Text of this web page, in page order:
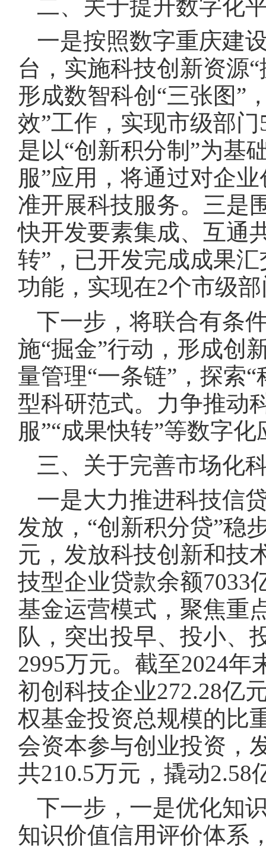
二、关于提升数字化
一是按照数字重庆建
台，实施科技创新资源
形成数智科创“三张图”
效”工作，实现市级部
是以“创新积分制”为基
服”应用，将通过对企
准开展科技服务。三是
快开发要素集成、互通
转”，已开发完成成果
功能，实现在2个市级
下一步，将联合有条
施“掘金”行动，形成创
量管理“一条链”，探索
型科研范式。力争推动
服”“成果快转”等数字化
三、关于完善市场化
一是大力推进科技信
发放，“创新积分贷”稳
元，发放科技创新和技
技型企业贷款余额7033
基金运营模式，聚焦重
队，突出投早、投小、
2995万元。截至2024
初创科技企业272.28亿
权基金投资总规模的比
会资本参与创业投资，
共210.5万元，撬动2.58
下一步，一是优化知
知识价值信用评价体系